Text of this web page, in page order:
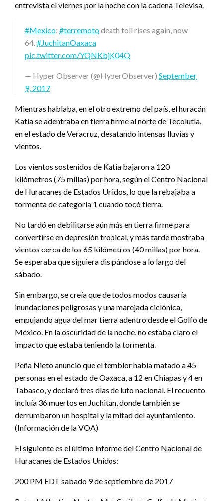
entrevista el viernes por la noche con la cadena Televisa.
#Mexico: #terremotodeath toll rises again, now
64.#JuchitanOaxaca
pic.twitter.com/YQNKbjK04O
— Hyper Observer (@HyperObserver) September
9, 2017
Mientras hablaba, en el otro extremo del país, el huracán
Katia se adentraba en tierra firme al norte de Tecolutla,
en el estado de Veracruz, desatando intensas lluvias y
vientos.
Los vientos sostenidos de Katia bajaron a 120
kilómetros (75 millas) por hora, según el Centro Nacional
de Huracanes de Estados Unidos, lo que la rebajaba a
tormenta de categoría 1 cuando tocó tierra.
No tardó en debilitarse aún más en tierra firme para
convertirse en depresión tropical, y más tarde mostraba
vientos cerca de los 65 kilómetros (40 millas) por hora.
Se esperaba que siguiera disipándose a lo largo del
sábado.
Sin embargo, se creía que de todos modos causaría
inundaciones peligrosas y una marejada ciclónica,
empujando agua del mar tierra adentro desde el Golfo de
México. En la oscuridad de la noche, no estaba claro el
impacto que estaba teniendo la tormenta.
Peña Nieto anunció que el temblor había matado a 45
personas en el estado de Oaxaca, a 12 en Chiapas y 4 en
Tabasco, y declaró tres días de luto nacional. El recuento
incluía 36 muertos en Juchitán, donde también se
derrumbaron un hospital y la mitad del ayuntamiento.
(Información de la VOA)
El siguiente es el último informe del Centro Nacional de
Huracanes de Estados Unidos:
200 PM EDT sabado 9 de septiembre de 2017